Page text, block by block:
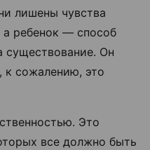
лишены чувства
а ребенок — способ
существование. Он
к сожалению, это
Это
все должно быть